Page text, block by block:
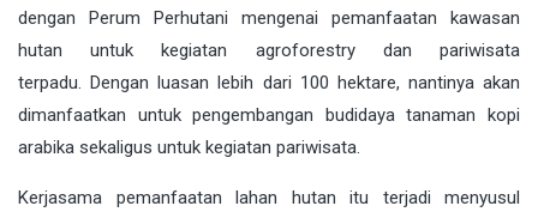
dengan Perum Perhutani mengenai pemanfaatan kawasan
hutan untuk kegiatan agroforestry dan pariwisata
terpadu. Dengan luasan lebih dari 100 hektare, nantinya akan
dimanfaatkan untuk pengembangan budidaya tanaman kopi
arabika sekaligus untuk kegiatan pariwisata.
Kerjasama pemanfaatan lahan hutan itu terjadi menyusul